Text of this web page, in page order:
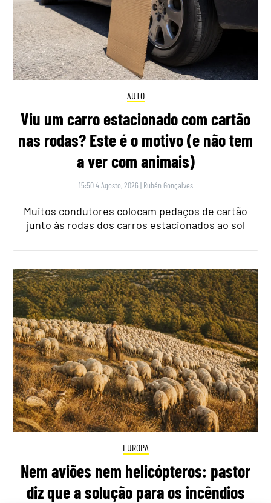
AUTO
Viu um carro estacionado com cartão
nas rodas? Este é o motivo (e não tem
a ver com animais)
15:50 4 Agosto, 2026 | Rubén Gonçalves
Muitos condutores colocam pedaços de cartão
junto às rodas dos carros estacionados ao sol
EUROPA
Nem aviões nem helicópteros: pastor
diz que a solução para os incêndios